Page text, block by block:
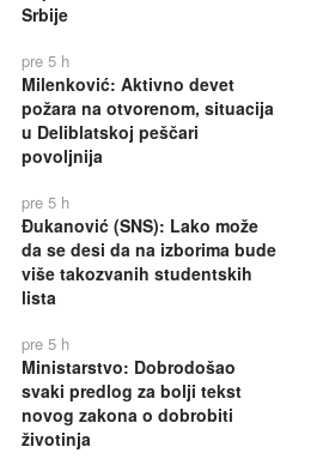
Srbije
pre 5 h
Milenković: Aktivno devet
požara na otvorenom, situacija
u Deliblatskoj peščari
povoljnija
pre 5 h
Đukanović (SNS): Lako može
da se desi da na izborima bude
više takozvanih studentskih
lista
pre 5 h
Ministarstvo: Dobrodošao
svaki predlog za bolji tekst
novog zakona o dobrobiti
životinja